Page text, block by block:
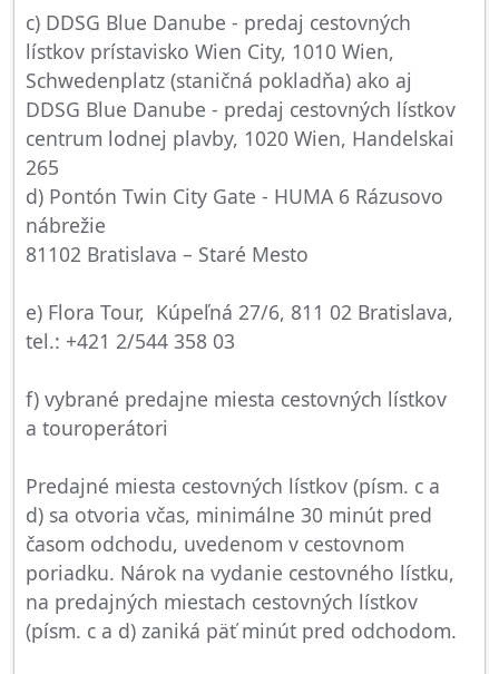
c) DDSG Blue Danube - predaj cestovných
lístkov prístavisko Wien City, 1010 Wien,
Schwedenplatz (staničná pokladňa) ako aj
DDSG Blue Danube - predaj cestovných lístkov
centrum lodnej plavby, 1020 Wien, Handelskai
265
d) Pontón Twin City Gate - HUMA 6 Rázusovo
nábrežie
81102 Bratislava – Staré Mesto
e) Flora Tour, Kúpeľná 27/6, 811 02 Bratislava,
tel.: +421 2/544 358 03
f) vybrané predajne miesta cestovných lístkov
a touroperátori
Predajné miesta cestovných lístkov (písm. c a
d) sa otvoria včas, minimálne 30 minút pred
časom odchodu, uvedenom v cestovnom
poriadku. Nárok na vydanie cestovného lístku,
na predajných miestach cestovných lístkov
(písm. c a d) zaniká päť minút pred odchodom.